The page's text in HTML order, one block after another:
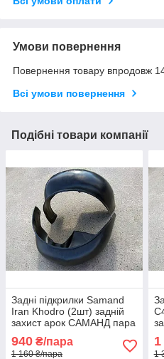
Умови повернення
Повернення товару впродовж
Всі умови повернення
Подібні товари компанії
Задні підкрилки Samand
Iran Khodro (2шт) задній
захист арок САМАНД пара
940 ₴/пара
1 160 ₴/пара
1
1